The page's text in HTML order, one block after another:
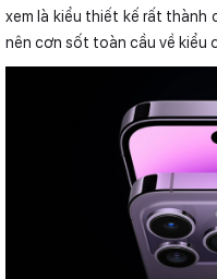
xem là kiểu thiết kế rất
nên cơn sốt toàn cầu về kiểu